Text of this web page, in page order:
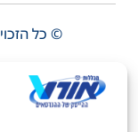
© כל
טקסט